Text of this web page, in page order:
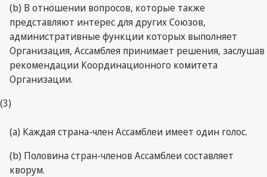
(b) В отношении вопросов, которые также
представляют интерес для других Союзов,
административные функции которых выполняет
Организация, Ассамблея принимает решения, заслушав
рекомендации Координационного комитета
Организации.
(3)
(a) Каждая страна-член Ассамблеи имеет один голос.
(b) Половина стран-членов Ассамблеи составляет
кворум.